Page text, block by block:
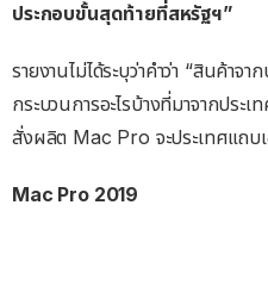
ประกอบขั้นสุดท้ายที่สหรัฐฯ”
รายงานไม่ได้ระบุว่าคำว่า “สินค้าจ
กระบวนการอะไรบ้างที่มาจากปร
สั่งผลิต Mac Pro จะประเทศแถบเ
Mac Pro 2019